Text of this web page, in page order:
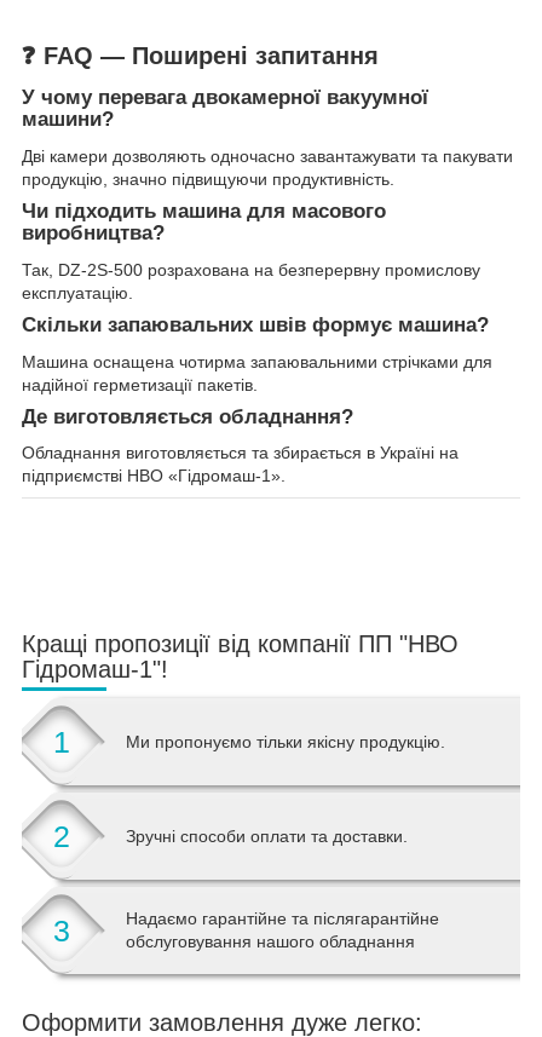
❓ FAQ — Поширені запитання
У чому перевага двокамерної вакуумної
машини?
Дві камери дозволяють одночасно завантажувати та пакувати
продукцію, значно підвищуючи продуктивність.
Чи підходить машина для масового
виробництва?
Так, DZ-2S-500 розрахована на безперервну промислову
експлуатацію.
Скільки запаювальних швів формує машина?
Машина оснащена чотирма запаювальними стрічками для
надійної герметизації пакетів.
Де виготовляється обладнання?
Обладнання виготовляється та збирається в Україні на
підприємстві НВО «Гідромаш-1».
Кращі пропозиції від компанії ПП "НВО
Гідромаш-1"!
Ми пропонуємо тільки якісну продукцію.
1
Зручні способи оплати та доставки.
2
Надаємо гарантійне та післягарантійне
обслуговування нашого обладнання
3
Оформити замовлення дуже легко: